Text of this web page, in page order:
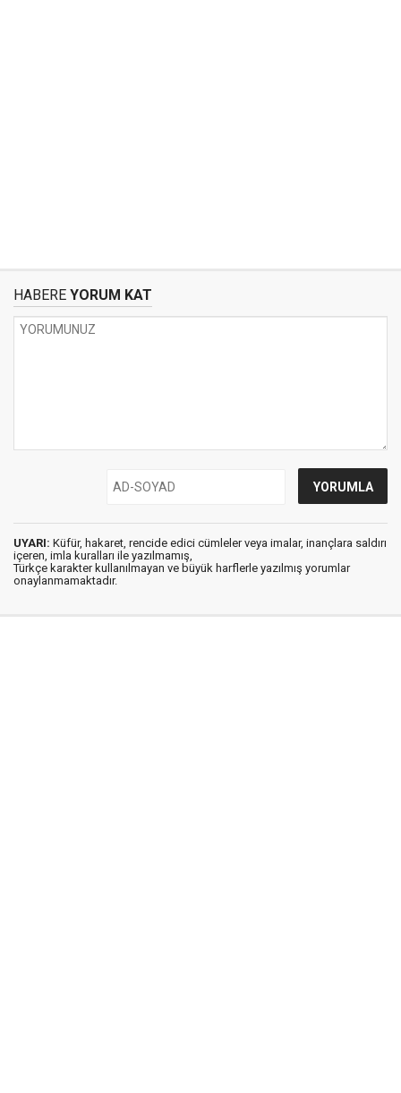
HABERE YORUM KAT
UYARI: Küfür, hakaret, rencide edici cümleler veya imalar, inançlara saldırı
içeren, imla kuralları ile yazılmamış,
Türkçe karakter kullanılmayan ve büyük harflerle yazılmış yorumlar
onaylanmamaktadır.